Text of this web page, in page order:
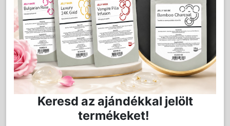
Kellemes púder illatával a kisbabák semmivel
össze nem téveszthető illatát adja, így
leginkább gyermekes szülőknek, családoknak
ajánljuk.
A mosóparfümöt a környezetbarát mosáshoz
ajánljuk, mivel a környezetbarát mosószerek
mint a mosódió vagy a mosószóda nem adnak
illatot a ruháknak.
A mosóparfüm Természetes illóolajat és
Keresd az ajándékkal jelölt
termékeket!